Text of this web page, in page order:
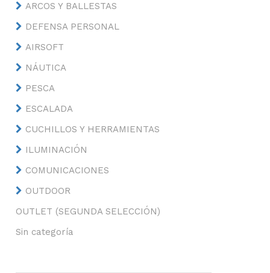
ARCOS Y BALLESTAS
DEFENSA PERSONAL
AIRSOFT
NÁUTICA
PESCA
ESCALADA
CUCHILLOS Y HERRAMIENTAS
ILUMINACIÓN
COMUNICACIONES
OUTDOOR
OUTLET (SEGUNDA SELECCIÓN)
Sin categoría